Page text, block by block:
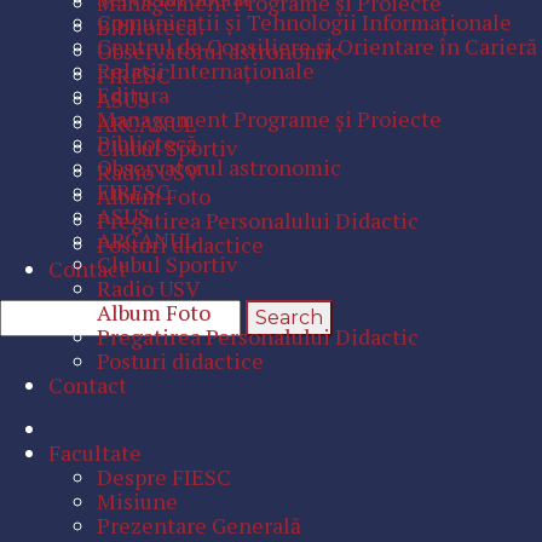
Bibliotecă
Observatorul astronomic
FIRESC
ASUS
ARCANUL
Clubul Sportiv
Radio USV
Album Foto
Pregatirea Personalului Didactic
Posturi didactice
Contact
Comunicaţii şi Tehnologii Informaţionale
Centrul de Consiliere şi Orientare în Carieră
Relaţii Internaţionale
Editura
Management Programe şi Proiecte
Bibliotecă
Observatorul astronomic
FIRESC
ASUS
ARCANUL
Clubul Sportiv
Radio USV
Album Foto
Pregatirea Personalului Didactic
Posturi didactice
Contact
Facultate
Despre FIESC
Misiune
Prezentare Generală